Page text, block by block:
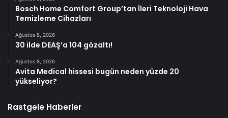
Bosch Home Comfort Group’tan İleri Teknoloji Hava
Temizleme Cihazları
Ağustos 8, 2026
30 ilde DEAŞ’a 104 gözaltı!
Ağustos 8, 2026
Avita Medical hissesi bugün neden yüzde 20
yükseliyor?
Rastgele Haberler